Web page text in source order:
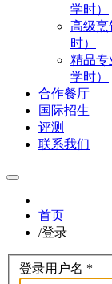
学时）
高级烹
时）
精品专
学时）
合作餐厅
国际招生
评测
联系我们
首页
/登录
登录用户名 *